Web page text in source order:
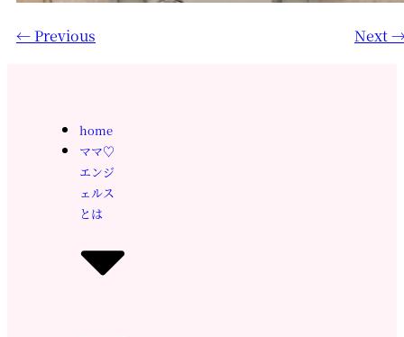
← Previous Next
home
ママ♡
エンジ
ェルス
とは